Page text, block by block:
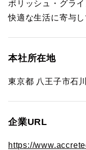
ポリッシュ・グラ
快適な生活に寄与し
本社所在地
東京都 八王子市石
企業URL
https://